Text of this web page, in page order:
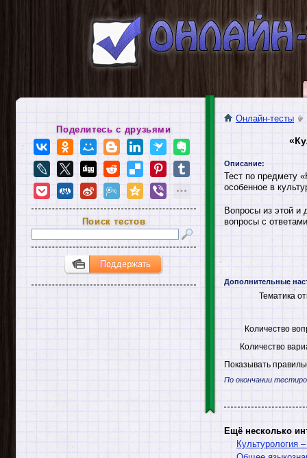
Онлайн-тесты
Описание:
Тест по предмету
особенное в
Вопросы из этой и
вопросы с
Дополнительные
Тематика
Количество
Количество
Показывать
По окончании
Ещё несколько
Культурология
Поделитесь с друзьями
Поиск тестов